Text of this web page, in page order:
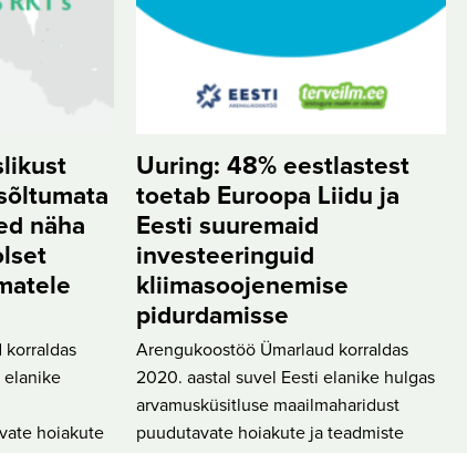
näha
korraldas
elanike
hoiakute
Uuring: 48% eestlastest
toetab Euroopa Liidu ja
Eesti suuremaid
investeeringuid
kliimasoojenemise
pidurdamisse
Arengukoostöö Ümarlaud korraldas
2020. aastal suvel Eesti elanike hulgas
arvamusküsitluse maailmaharidust
puudutavate hoiakute ja teadmiste